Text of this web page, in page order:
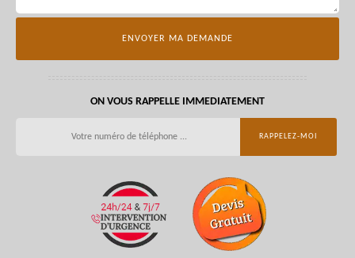
ON VOUS RAPPELLE IMMEDIATEMENT